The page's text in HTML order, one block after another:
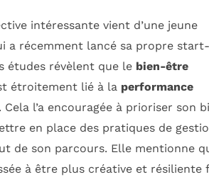
intéressante vient d’une jeune
a récemment lancé sa propre
études révèlent que le bien-être
étroitement lié à la performance
. Cela l’a encouragée à prioriser son
en place des pratiques de
de son parcours. Elle mentionne
à être plus créative et résiliente